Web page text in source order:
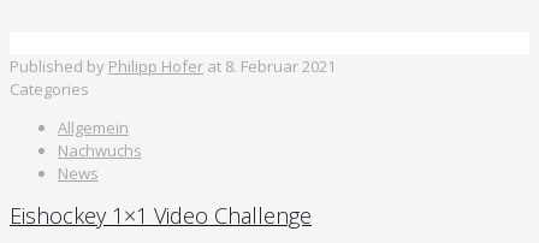
Published by Philipp Hofer at 8. Februar 2021
Categories
Allgemein
Nachwuchs
News
Eishockey 1×1 Video Challenge